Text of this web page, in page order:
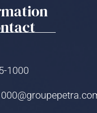
1000